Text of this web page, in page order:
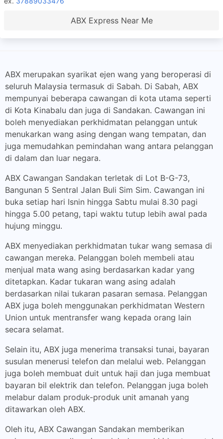
ABX Express Near Me
ABX merupakan syarikat ejen wang yang beroperasi di
seluruh Malaysia termasuk di Sabah. Di Sabah, ABX
mempunyai beberapa cawangan di kota utama seperti
di Kota Kinabalu dan juga di Sandakan. Cawangan ini
boleh menyediakan perkhidmatan pelanggan untuk
menukarkan wang asing dengan wang tempatan, dan
juga memudahkan pemindahan wang antara pelanggan
di dalam dan luar negara.
ABX Cawangan Sandakan terletak di Lot B-G-73,
Bangunan 5 Sentral Jalan Buli Sim Sim. Cawangan ini
buka setiap hari Isnin hingga Sabtu mulai 8.30 pagi
hingga 5.00 petang, tapi waktu tutup lebih awal pada
hujung minggu.
ABX menyediakan perkhidmatan tukar wang semasa di
cawangan mereka. Pelanggan boleh membeli atau
menjual mata wang asing berdasarkan kadar yang
ditetapkan. Kadar tukaran wang asing adalah
berdasarkan nilai tukaran pasaran semasa. Pelanggan
ABX juga boleh menggunakan perkhidmatan Western
Union untuk mentransfer wang kepada orang lain
secara selamat.
Selain itu, ABX juga menerima transaksi tunai, bayaran
susulan menerusi telefon dan melalui web. Pelanggan
juga boleh membuat duit untuk haji dan juga membuat
bayaran bil elektrik dan telefon. Pelanggan juga boleh
melabur dalam produk-produk unit amanah yang
ditawarkan oleh ABX.
Oleh itu, ABX Cawangan Sandakan memberikan